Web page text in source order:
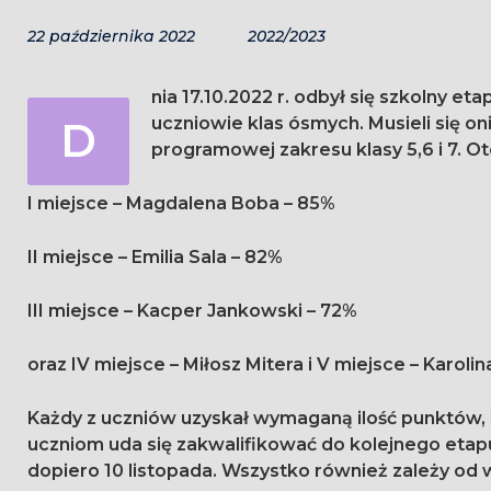
22 października 2022 2022/2023
D
nia 17.10.2022 r. odbył się szkolny
uczniowie klas ósmych. Musieli się oni zmierzyć z testem zawierającym treści z podstawy programowej zakresu klasy 5,6 i 7.
I miejsce – Magdalena Boba – 85%
II miejsce – Emilia Sala – 82%
III miejsce – Kacper Jankowski – 72%
oraz IV miejsce – Miłosz Mitera i V miejsce –
Każdy z uczniów uzyskał wymaganą ilość
uczniom uda się zakwalifikować do kolejnego
dopiero 10 listopada. Wszystko również zależy